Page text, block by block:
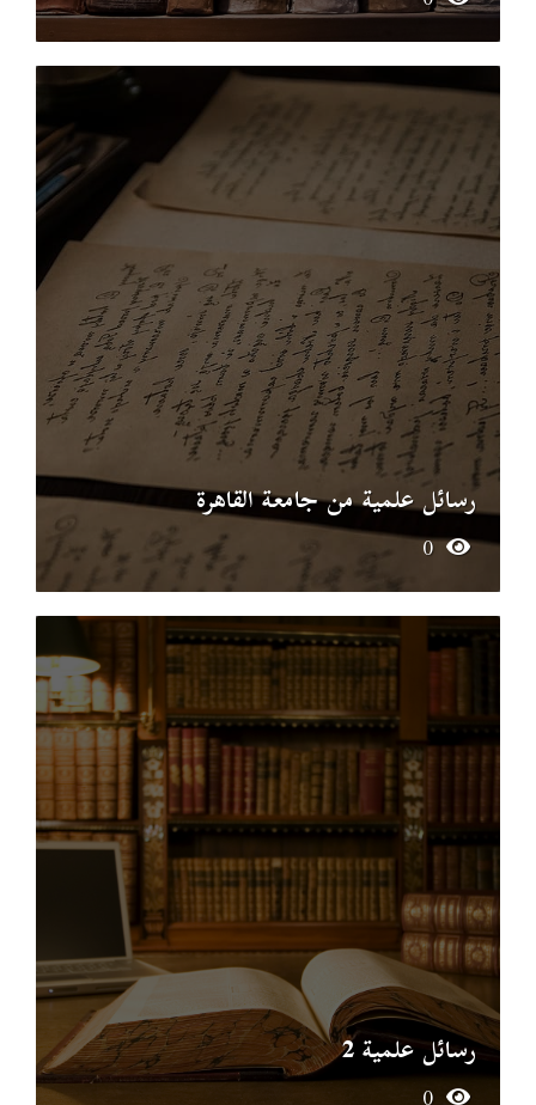
رسائل علمية من جامعة القاهرة
0
رسائل علمية 2